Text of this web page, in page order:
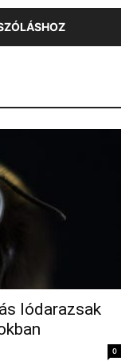
lódarazsak
0